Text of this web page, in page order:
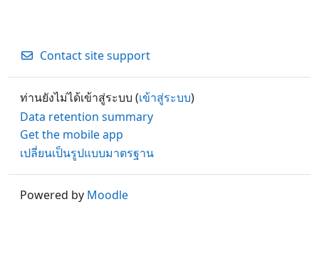
Contact site support
ท่านยังไม่ได้เข้าสู่ระบบ (เข้าสู่ระบบ)
Data retention summary
Get the mobile app
เปลี่ยนเป็นรูปแบบมาตรฐาน
Powered by Moodle